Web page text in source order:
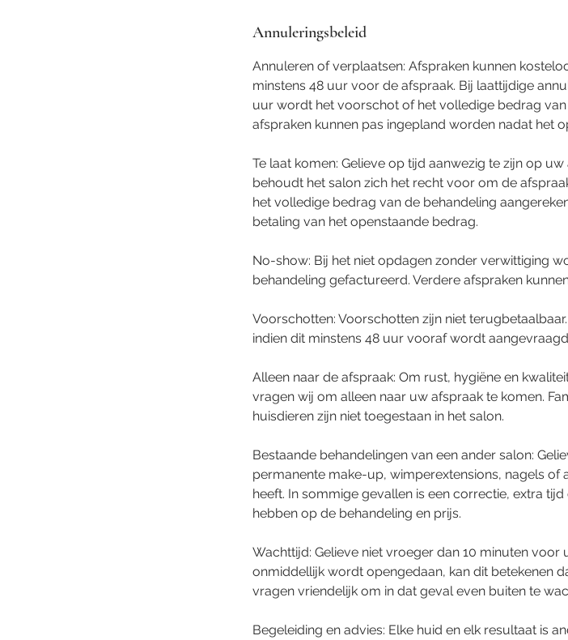
Annuleringsbeleid
Annuleren of verplaatsen: Afspraken kunnen
minstens 48 uur voor de afspraak. Bij laattijdige
uur wordt het voorschot of het volledige bedrag
afspraken kunnen pas ingepland worden nadat het
Te laat komen: Gelieve op tijd aanwezig te zijn op
behoudt het salon zich het recht voor om de
het volledige bedrag van de behandeling
betaling van het openstaande bedrag.
No-show: Bij het niet opdagen zonder verwittiging
behandeling gefactureerd. Verdere afspraken
Voorschotten: Voorschotten zijn niet
indien dit minstens 48 uur vooraf wordt
Alleen naar de afspraak: Om rust, hygiëne en
vragen wij om alleen naar uw afspraak te komen.
huisdieren zijn niet toegestaan in het salon.
Bestaande behandelingen van een ander salon:
permanente make-up, wimperextensions, nagels of
heeft. In sommige gevallen is een correctie, extra
hebben op de behandeling en prijs.
Wachttijd: Gelieve niet vroeger dan 10 minuten voor
onmiddellijk wordt opengedaan, kan dit betekenen
vragen vriendelijk om in dat geval even buiten te
Begeleiding en advies: Elke huid en elk resultaat is